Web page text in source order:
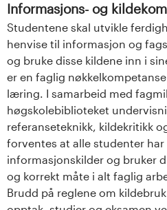
Informasjons- og
Studentene skal utvikle
henvise til informasjon og
og bruke disse kildene inn i
er en faglig
læring. I samarbeid med
høgskolebiblioteket
referanseteknikk, kildekritikk
forventes at alle studenter
informasjonskilder og bruker
og korrekt måte i alt faglig
Brudd på reglene om